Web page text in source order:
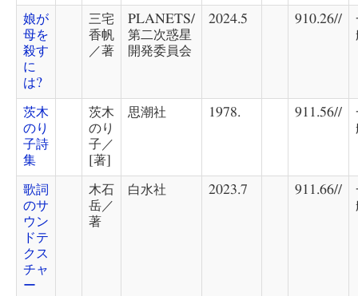
娘が
母を
殺す
に
は?
三宅
香帆
／著
PLANETS/
第二次惑星
開発委員会
2024.5 910.26//
茨木
のり
子詩
集
茨木
のり
子／
[著]
思潮社 1978. 911.56//
歌詞
のサ
ウン
ドテ
クス
チャ
ー
木石
岳／
著
白水社 2023.7 911.66//